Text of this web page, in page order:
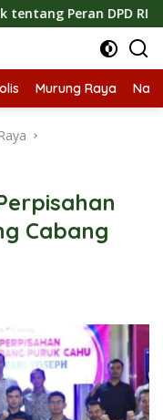
DPD RI
Murung Raya
Cabang